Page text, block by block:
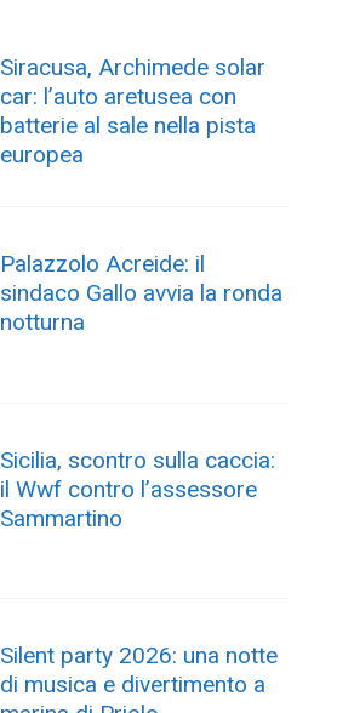
Siracusa, Archimede solar
car: l’auto aretusea con
batterie al sale nella pista
europea
Palazzolo Acreide: il
sindaco Gallo avvia la ronda
notturna
Sicilia, scontro sulla caccia:
il Wwf contro l’assessore
Sammartino
Silent party 2026: una notte
di musica e divertimento a